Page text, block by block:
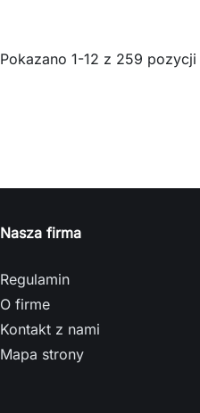
Pokazano 1-12 z 259 pozycji
Nasza firma
Regulamin
O firme
Kontakt z nami
Mapa strony